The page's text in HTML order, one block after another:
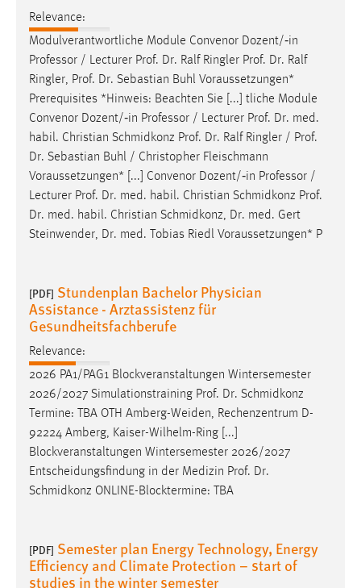
Relevance:
Modulverantwortliche Module Convenor Dozent/‐in
Professor / Lecturer Prof. Dr. Ralf Ringler Prof. Dr. Ralf
Ringler, Prof. Dr. Sebastian Buhl Voraussetzungen*
Prerequisites *Hinweis: Beachten Sie [...] tliche Module
Convenor Dozent/‐in Professor / Lecturer Prof. Dr. med.
habil. Christian Schmidkonz Prof. Dr. Ralf Ringler / Prof.
Dr. Sebastian Buhl / Christopher Fleischmann
Voraussetzungen* [...] Convenor Dozent/‐in Professor /
Lecturer Prof. Dr. med. habil. Christian Schmidkonz Prof.
Dr. med. habil. Christian Schmidkonz, Dr. med. Gert
Steinwender, Dr. med. Tobias Riedl Voraussetzungen* P
[PDF] Stundenplan Bachelor Physician
Assistance - Arztassistenz für
Gesundheitsfachberufe
Relevance:
2026 PA1/PAG1 Blockveranstaltungen Wintersemester
2026/2027 Simulationstraining Prof. Dr. Schmidkonz
Termine: TBA OTH Amberg-Weiden, Rechenzentrum D-
92224 Amberg, Kaiser-Wilhelm-Ring [...]
Blockveranstaltungen Wintersemester 2026/2027
Entscheidungsfindung in der Medizin Prof. Dr.
Schmidkonz ONLINE-Blocktermine: TBA
[PDF] Semester plan Energy Technology, Energy
Efficiency and Climate Protection – start of
studies in the winter semester